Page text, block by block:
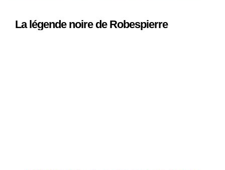
La légende noire de Robespierre